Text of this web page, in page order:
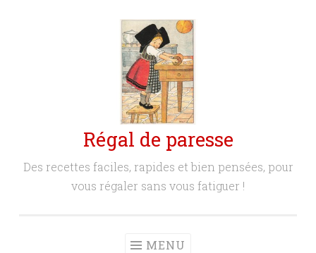
Régal de paresse
Des recettes faciles, rapides et bien pensées, pour
vous régaler sans vous fatiguer !
MENU